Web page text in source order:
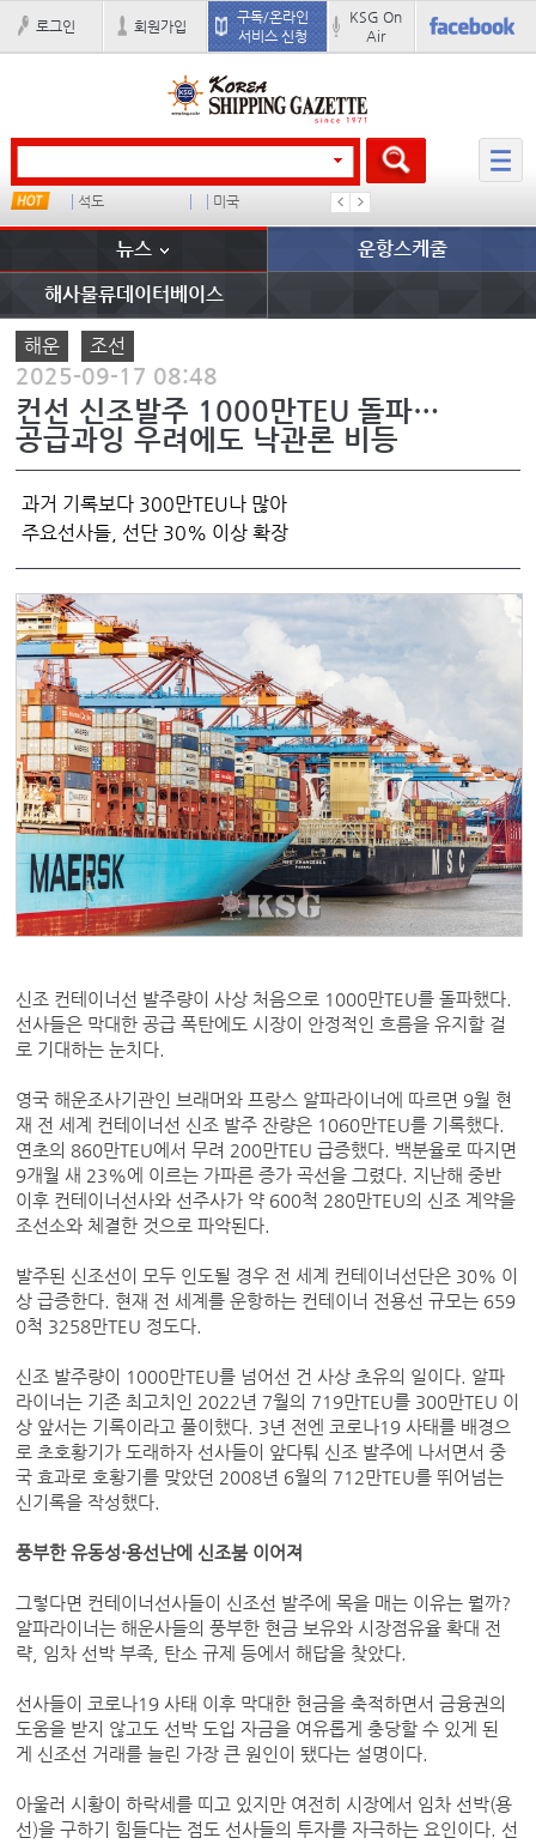
로그인 회원가입
구독/온라인
서비스 신청
KSG On
Air
서안항만 대형컨선 석도 미국 컨테이너 임대사
뉴스 운항스케줄
해사물류데이터베이스
해운 조선
2025-09-17 08:48
컨선 신조발주 1000만TEU 돌파…
공급과잉 우려에도 낙관론 비등
과거 기록보다 300만TEU나 많아
주요선사들, 선단 30% 이상 확장
신조 컨테이너선 발주량이 사상 처음으로 1000만TEU를 돌파했다.
선사들은 막대한 공급 폭탄에도 시장이 안정적인 흐름을 유지할 걸
로 기대하는 눈치다.
영국 해운조사기관인 브래머와 프랑스 알파라이너에 따르면 9월 현
재 전 세계 컨테이너선 신조 발주 잔량은 1060만TEU를 기록했다.
연초의 860만TEU에서 무려 200만TEU 급증했다. 백분율로 따지면
9개월 새 23%에 이르는 가파른 증가 곡선을 그렸다. 지난해 중반
이후 컨테이너선사와 선주사가 약 600척 280만TEU의 신조 계약을
조선소와 체결한 것으로 파악된다.
발주된 신조선이 모두 인도될 경우 전 세계 컨테이너선단은 30% 이
상 급증한다. 현재 전 세계를 운항하는 컨테이너 전용선 규모는 659
0척 3258만TEU 정도다.
신조 발주량이 1000만TEU를 넘어선 건 사상 초유의 일이다. 알파
라이너는 기존 최고치인 2022년 7월의 719만TEU를 300만TEU 이
상 앞서는 기록이라고 풀이했다. 3년 전엔 코로나19 사태를 배경으
로 초호황기가 도래하자 선사들이 앞다퉈 신조 발주에 나서면서 중
국 효과로 호황기를 맞았던 2008년 6월의 712만TEU를 뛰어넘는
신기록을 작성했다.
풍부한 유동성·용선난에 신조붐 이어져
그렇다면 컨테이너선사들이 신조선 발주에 목을 매는 이유는 뭘까?
알파라이너는 해운사들의 풍부한 현금 보유와 시장점유율 확대 전
략, 임차 선박 부족, 탄소 규제 등에서 해답을 찾았다.
선사들이 코로나19 사태 이후 막대한 현금을 축적하면서 금융권의
도움을 받지 않고도 선박 도입 자금을 여유롭게 충당할 수 있게 된
게 신조선 거래를 늘린 가장 큰 원인이 됐다는 설명이다.
아울러 시황이 하락세를 띠고 있지만 여전히 시장에서 임차 선박(용
선)을 구하기 힘들다는 점도 선사들의 투자를 자극하는 요인이다. 선